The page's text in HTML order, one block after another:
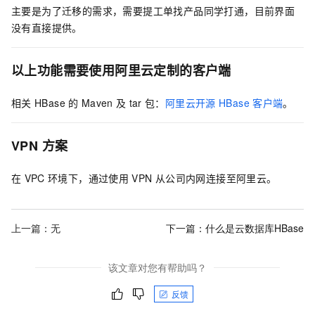
主要是为了迁移的需求，需要提工单找产品同学打通，目前界面
没有直接提供。
以上功能需要使用阿里云定制的客户端
相关 HBase 的 Maven 及 tar 包： 阿里云开源 HBase 客户端。
VPN 方案
在 VPC 环境下，通过使用 VPN 从公司内网连接至阿里云。
上一篇：无 下一篇： 什么是云数据库HBase
该文章对您有帮助吗？
反馈